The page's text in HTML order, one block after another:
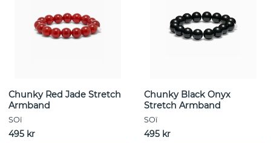
Chunky Red Jade Stretch
Armband
SOï
495 kr
Chunky Black Onyx
Stretch Armband
SOï
495 kr